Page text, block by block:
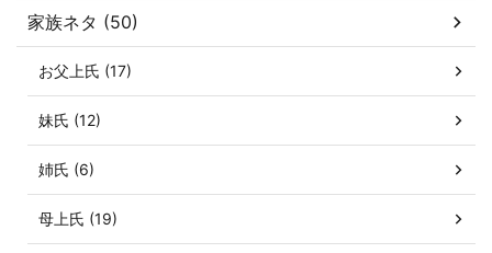
家族ネタ (50)
お父上氏 (17)
妹氏 (12)
姉氏 (6)
母上氏 (19)